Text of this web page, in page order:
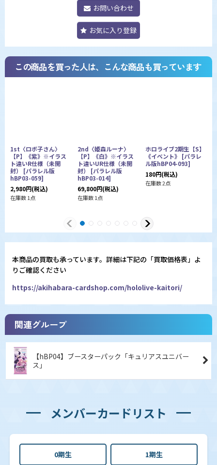
お問い合わせ
お気に入り登録
この商品を買った人は、こんな商品も買っています
1st〈ロボ子さん〉
【P】《紫》※イラス
ト違いR仕様（未開
封）
[パラレル版
hBP03-059]
2,980円(税込)
在庫数 1点
2nd〈姫森ルーナ〉
【P】《白》※イラス
ト違いUR仕様（未開
封）
[パラレル版
hBP03-014]
69,800円(税込)
在庫数 1点
ホロライブ2期生【S】
《イベント》 [パラレ
ル版hBP04-093]
180円(税込)
在庫数 2点
本商品の買取も承っています。詳細は下記の「買取価格表」よ
りご確認ください
https://akihabara-cardshop.com/hololive-kaitori/
関連グループ
【hBP04】ブースターパック「キュリアスユニバー
ス」
メンバーカードリスト
0期生 1期生